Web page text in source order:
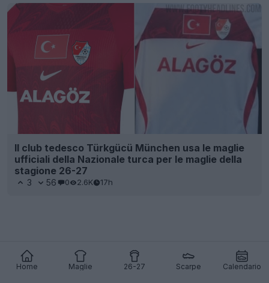
Home Maglie 26-27 Scarpe Calendario
Il club tedesco Türkgücü München usa le maglie
ufficiali della Nazionale turca per le maglie della
stagione 26-27
3 56 0 2.6K 17h